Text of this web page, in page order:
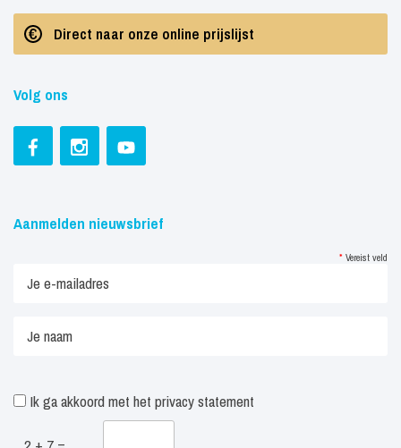
Direct naar onze online prijslijst
Volg ons
Aanmelden nieuwsbrief
* Vereist veld
Ik ga akkoord met het privacy statement